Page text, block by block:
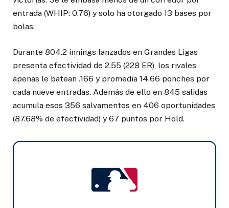
entrada (WHIP: 0.76) y solo ha otorgado 13 bases por
bolas.
Durante 804.2 innings lanzados en Grandes Ligas
presenta efectividad de 2.55 (228 ER), los rivales
apenas le batean .166 y promedia 14.66 ponches por
cada nueve entradas. Además de ello en 845 salidas
acumula esos 356 salvamentos en 406 oportunidades
(87.68% de efectividad) y 67 puntos por Hold.